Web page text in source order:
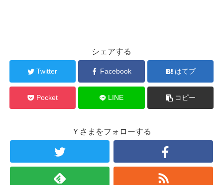
シェアする
Twitter Facebook はてブ
Pocket LINE コピー
Ｙさまをフォローする